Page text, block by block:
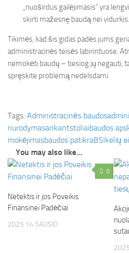
„nuoširdus gailėjimasis“ yra
skirti mažesnę baudą nei vidurkis.
Tikimės, kad šis gidas padės jums
administracinės teisės labirintuose.
nemokėti baudų – tiesiog jų negauti,
spręskite problemą nedelsdami.
Tags: Administracinės baudos
nurodymasankantstoliaibaudos
mokėjimasbaudos patikraBSIkelių
You may also like...
0
Netektis ir jos Poveikis
Finansinei Padėčiai
2025 14 SAUSIO